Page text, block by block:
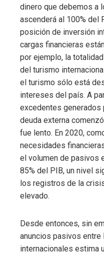
dinero que debemos a
ascenderá al 100% del
posición de inversión
cargas financieras
por ejemplo, la
del turismo
el turismo sólo está
intereses del país. A
excedentes generados
deuda externa
fue lento. En 2020,
necesidades
el volumen de pasivos
85% del PIB, un nivel
los registros de la
elevado.
Desde entonces, sin
anuncios pasivos
internacionales estima